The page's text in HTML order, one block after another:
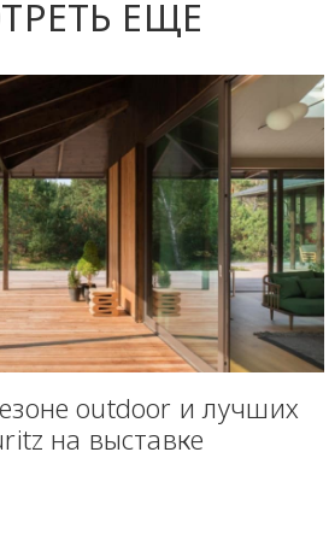
ЕЩЕ
outdoor и лучших
на выставке